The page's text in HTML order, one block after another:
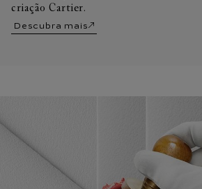
criação Cartier.
Descubra mais